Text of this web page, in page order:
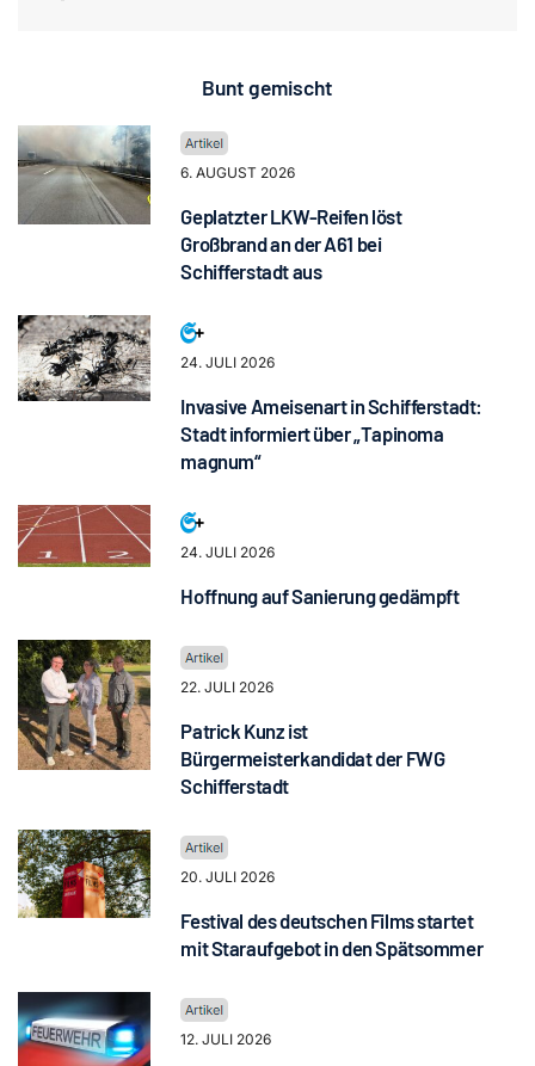
Bunt gemischt
6. AUGUST 2026
Geplatzter LKW-Reifen löst
Großbrand an der A61 bei
Schifferstadt aus
24. JULI 2026
Invasive Ameisenart in Schifferstadt:
Stadt informiert über „Tapinoma
magnum“
24. JULI 2026
Hoffnung auf Sanierung gedämpft
22. JULI 2026
Patrick Kunz ist
Bürgermeisterkandidat der FWG
Schifferstadt
20. JULI 2026
Festival des deutschen Films startet
mit Staraufgebot in den Spätsommer
12. JULI 2026